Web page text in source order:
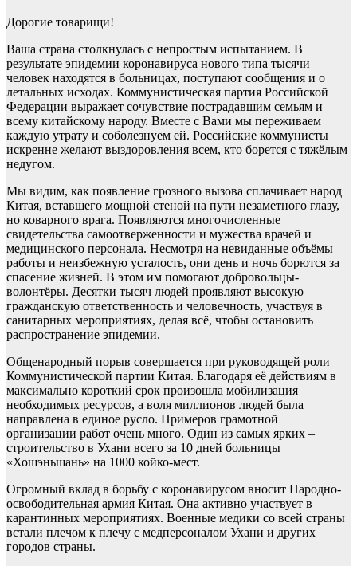
Дорогие товарищи!
Ваша страна столкнулась с непростым испытанием. В
результате эпидемии коронавируса нового типа тысячи
человек находятся в больницах, поступают сообщения и о
летальных исходах. Коммунистическая партия Российской
Федерации выражает сочувствие пострадавшим семьям и
всему китайскому народу. Вместе с Вами мы переживаем
каждую утрату и соболезнуем ей. Российские коммунисты
искренне желают выздоровления всем, кто борется с тяжёлым
недугом.
Мы видим, как появление грозного вызова сплачивает народ
Китая, вставшего мощной стеной на пути незаметного глазу,
но коварного врага. Появляются многочисленные
свидетельства самоотверженности и мужества врачей и
медицинского персонала. Несмотря на невиданные объёмы
работы и неизбежную усталость, они день и ночь борются за
спасение жизней. В этом им помогают добровольцы-
волонтёры. Десятки тысяч людей проявляют высокую
гражданскую ответственность и человечность, участвуя в
санитарных мероприятиях, делая всё, чтобы остановить
распространение эпидемии.
Общенародный порыв совершается при руководящей роли
Коммунистической партии Китая. Благодаря её действиям в
максимально короткий срок произошла мобилизация
необходимых ресурсов, а воля миллионов людей была
направлена в единое русло. Примеров грамотной
организации работ очень много. Один из самых ярких –
строительство в Ухани всего за 10 дней больницы
«Хошэньшань» на 1000 койко-мест.
Огромный вклад в борьбу с коронавирусом вносит Народно-
освободительная армия Китая. Она активно участвует в
карантинных мероприятиях. Военные медики со всей страны
встали плечом к плечу с медперсоналом Ухани и других
городов страны.